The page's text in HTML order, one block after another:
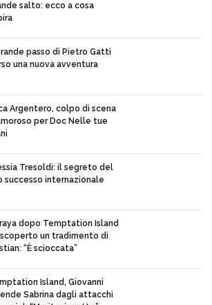
salto: ecco a cosa
passo di Pietro Gatti
una nuova avventura
Argentero, colpo di scena
per Doc Nelle tue
Tresoldi: il segreto del
successo internazionale
dopo Temptation Island
scoperto un tradimento di
“È scioccata”
Island, Giovanni
Sabrina dagli attacchi